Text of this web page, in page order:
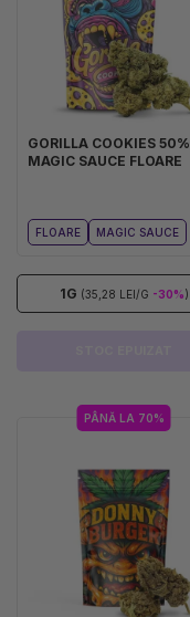
GORILLA COOKIES 50%
MAGIC SAUCE FLOARE
FLOARE MAGIC SAUCE
1G (35,28 LEI/G -30%)
PÂNĂ LA 70%